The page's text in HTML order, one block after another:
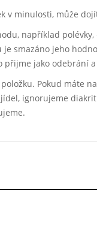
v minulosti, může
například
smazáno jeho
přijme jako odebrání
Pokud máte
ignorujeme